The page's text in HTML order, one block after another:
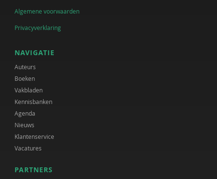
Algemene voorwaarden
Privacyverklaring
NAVIGATIE
Auteurs
Boeken
Vakbladen
Kennisbanken
Agenda
Nieuws
Klantenservice
Vacatures
PARTNERS